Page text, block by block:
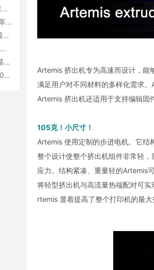
Artemis 挤出机专为高速而设计，能
满足用户对不同材料的多样化需求
Artemis 挤出机还适用于支持编辑固
105克！小尺寸！
Artemis 使用定制的步进电机。它结
整个设计使整个挤出机组件非常轻
应力。结构紧凑、重量轻的Artemis
将轻型挤出机与高流量热端配对可
rtemis 显着提高了整个打印机的最大
机